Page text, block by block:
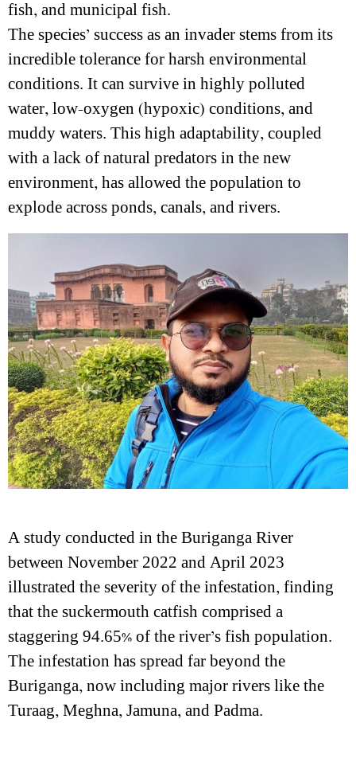
fish, and municipal fish.
The species’ success as an invader stems from its
incredible tolerance for harsh environmental
conditions. It can survive in highly polluted
water, low-oxygen (hypoxic) conditions, and
muddy waters. This high adaptability, coupled
with a lack of natural predators in the new
environment, has allowed the population to
explode across ponds, canals, and rivers.
A study conducted in the Buriganga River
between November 2022 and April 2023
illustrated the severity of the infestation, finding
that the suckermouth catfish comprised a
staggering 94.65% of the river’s fish population.
The infestation has spread far beyond the
Buriganga, now including major rivers like the
Turaag, Meghna, Jamuna, and Padma.